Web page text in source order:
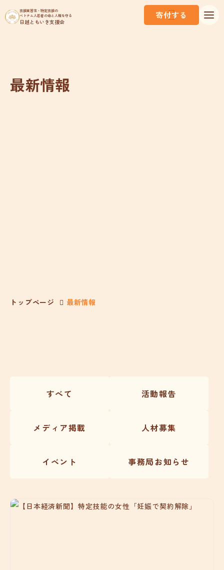
技能実習生・特定技能の
ベトナム人若者の命と人権を守る
日越ともいき支援会
寄付する
最新情報
トップページ 最新情報
すべて 活動報告
メディア掲載 人材募集
イベント 事務局お知らせ